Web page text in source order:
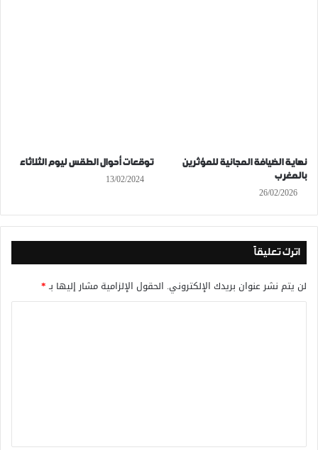
نهاية الضيافة المجانية للمؤثرين
بالمغرب
26/02/2026
توقعات أحوال الطقس ليوم الثلاثاء
13/02/2024
اترك تعليقاً
لن يتم نشر عنوان بريدك الإلكتروني. الحقول الإلزامية مشار إليها بـ*